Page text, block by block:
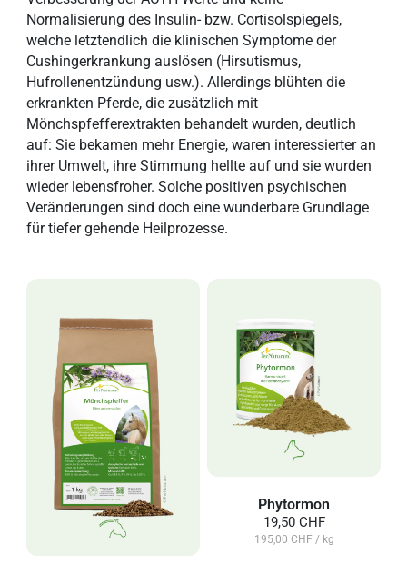
Normalisierung des Insulin- bzw. Cortisolspiegels,
welche letztendlich die klinischen Symptome der
Cushingerkrankung auslösen (Hirsutismus,
Hufrollenentzündung usw.). Allerdings blühten die
erkrankten Pferde, die zusätzlich mit
Mönchspfefferextrakten behandelt wurden, deutlich
auf: Sie bekamen mehr Energie, waren interessierter an
ihrer Umwelt, ihre Stimmung hellte auf und sie wurden
wieder lebensfroher. Solche positiven psychischen
Veränderungen sind doch eine wunderbare Grundlage
für tiefer gehende Heilprozesse.
Phytormon
19,50 CHF
195,00 CHF / kg